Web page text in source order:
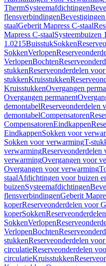
ThermSysteemafdichtingen
flensverbindingen
staalGeberit Mapress C-staal
Mapress C-staalSysteembuizen
1.0215BuisstukSokken
SokkenVerlopen
VerlopenBochten
stukkenReserveonderdelen
stukkenKruisstukken
KruisstukkenOvergangen
Overgangen permanent
demontabelReserveonderdelen
demontabelCompensatoren
CompensatorenEindkappen
EindkappenSokken voor
Sokken voor verwarmingT-
verwarming
verwarmingOvergangen voor
Overgangen voor verwarming
staalAfdichtingen voor buizen
buizenSysteemafdichtingen
flensverbindingenGeberit
koperReserveonderdelen voor
koperSokken
SokkenVerlopen
VerlopenBochten
stukkenReserveonderdelen
circulatieReserveonderdelen
circulatieKruisstukken